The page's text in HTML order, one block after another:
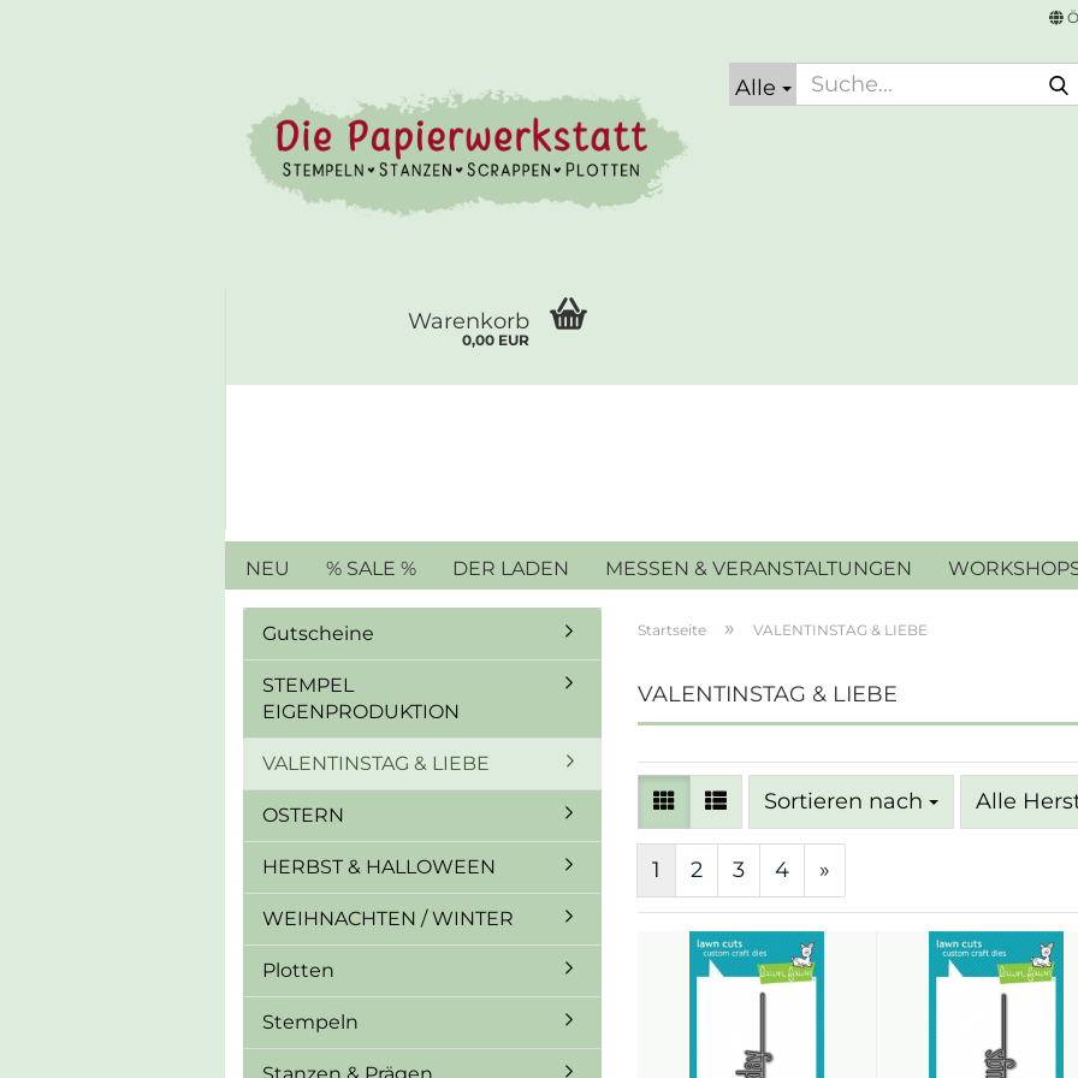
Alle
Warenkorb
0,00 EUR
NEU % SALE % DER LADEN MESSEN & VERANSTALTUNGEN
Startseite » VALENTINSTAG & LIEBE
VALENTINSTAG & LIEBE
Sortieren nach
Sortieren nach Alle
1 2 3 4 »
Gutscheine
STEMPEL
EIGENPRODUKTION
VALENTINSTAG & LIEBE
OSTERN
HERBST & HALLOWEEN
WEIHNACHTEN / WINTER
Plotten
Stempeln